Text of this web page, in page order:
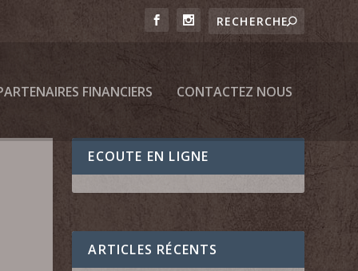
FINANCIERS CONTACTEZ NOUS
ECOUTE EN LIGNE
ARTICLES RÉCENTS